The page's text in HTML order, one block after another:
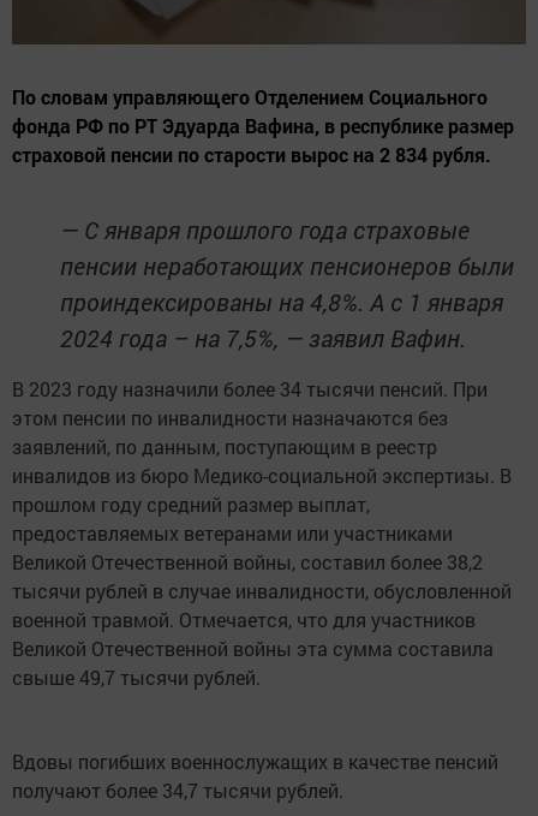
По словам управляющего Отделением Социального
фонда РФ по РТ Эдуарда Вафина, в республике размер
страховой пенсии по старости вырос на 2 834 рубля.
— С января прошлого года страховые
пенсии неработающих пенсионеров были
проиндексированы на 4,8%. А с 1 января
2024 года – на 7,5%, — заявил Вафин.
В 2023 году назначили более 34 тысячи пенсий. При
этом пенсии по инвалидности назначаются без
заявлений, по данным, поступающим в реестр
инвалидов из бюро Медико-социальной экспертизы. В
прошлом году средний размер выплат,
предоставляемых ветеранами или участниками
Великой Отечественной войны, составил более 38,2
тысячи рублей в случае инвалидности, обусловленной
военной травмой. Отмечается, что для участников
Великой Отечественной войны эта сумма составила
свыше 49,7 тысячи рублей.
Вдовы погибших военнослужащих в качестве пенсий
получают более 34,7 тысячи рублей.